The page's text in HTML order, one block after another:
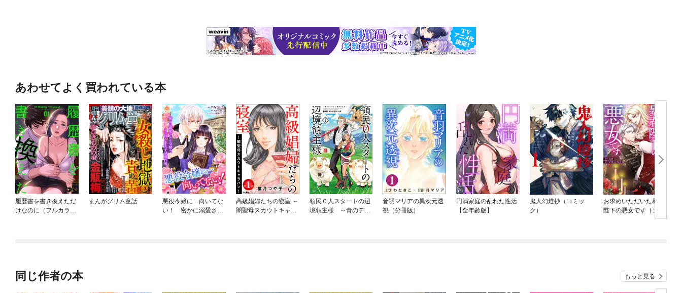
あわせてよく買われている本
履歴書を書き換えただ
けなのに（フルカラ
まんがグリム童話
悪役令嬢に…向いてな
い！ 密かに溺愛され
高級娼婦たちの寝室 ～
闇聖母スカウトキャラ
領民０人スタートの辺
境領主様 ～青のディ
音羽マリアの異次元透
視（分冊版）
円満家庭の乱れた性活
【全年齢版】
鬼人幻燈抄（コミッ
ク）
お求めいただいた暴君
陛下の悪女です（コミ
同じ作者の本 もっと見る